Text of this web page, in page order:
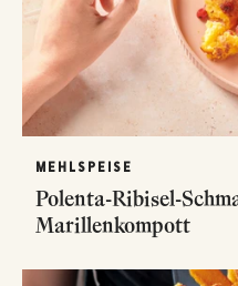
MEHLSPEISE
Polenta-Ribisel-
Marillenkompott